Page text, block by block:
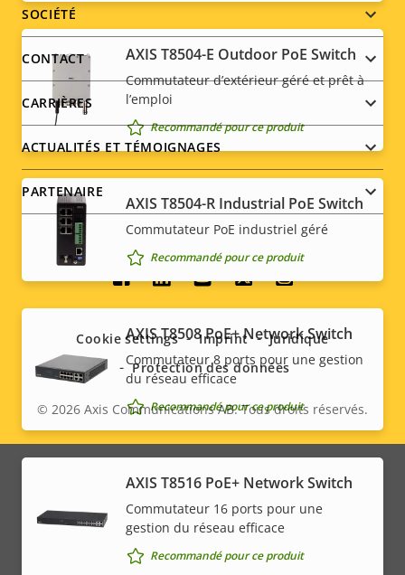
AXIS T8504-E Outdoor PoE Switch
Commutateur d’extérieur géré et prêt à
l’emploi
Recommandé pour ce produit
AXIS T8504-R Industrial PoE Switch
Commutateur PoE industriel géré
Recommandé pour ce produit
AXIS T8508 PoE+ Network Switch
Commutateur 8 ports pour une gestion
du réseau efficace
Recommandé pour ce produit
AXIS T8516 PoE+ Network Switch
Commutateur 16 ports pour une
gestion du réseau efficace
Recommandé pour ce produit
Footer
menu
SOCIÉTÉ
CONTACT
CARRIÈRES
ACTUALITÉS ET TÉMOIGNAGES
PARTENAIRE
Social
menu
Legal
menu
© 2026 Axis Communications AB. Tous droits réservés.
Cookie settings Imprint
Juridique
Protection des données